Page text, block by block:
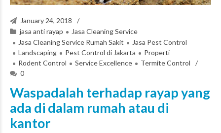
January 24, 2018
jasa anti rayap
Jasa Cleaning Service
Jasa Cleaning Service Rumah Sakit
Jasa Pest Control
Landscaping
Pest Control di Jakarta
Properti
Rodent Control
Service Excellence
Termite Control
0
Waspadalah terhadap rayap yang
ada di dalam rumah atau di
kantor